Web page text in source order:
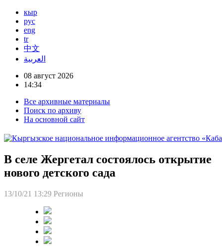
кыр
рус
eng
tr
中文
العربية
08 август 2026
14:34
Все архивные материалы
Поиск по архиву
На основной сайт
В селе Жергетал состоялось открытие
нового детского сада
13/10/21 13:29 Регионы